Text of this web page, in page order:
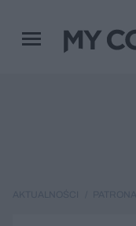
Menu główne